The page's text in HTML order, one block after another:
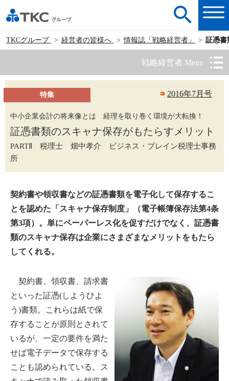
TKCグループ 経営者の皆様へ 情報誌「戦略経営者」 証憑書
戦略経営者 Menu
2016年7月号
特集
中小企業会計の将来像とは 経理を取り巻く環境が大転換！
証憑書類のスキャナ保存がもたらすメリット
PARTⅡ 税理士 畑中孝介 ビジネス・ブレイン税理士事務
所
契約書や領収書などの証憑書類を電子化して保存するこ
とを認めた「スキャナ保存制度」（電子帳簿保存法第4条
第3項）。単にペーパーレス化を促すだけでなく、証憑書
類のスキャナ保存は企業にさまざまなメリットをもたら
してくれる。
契約書、領収書、請求書
といった証憑(しようひよ
う)書類。これらは紙で保
存することが原則とされて
いるが、一定の要件を満た
せば電子データで保存する
ことも認められている。ス